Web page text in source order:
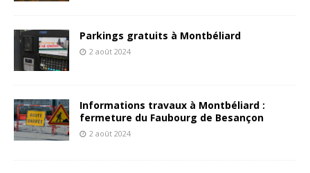
Parkings gratuits à Montbéliard
2 août 2024
Informations travaux à Montbéliard :
fermeture du Faubourg de Besançon
2 août 2024